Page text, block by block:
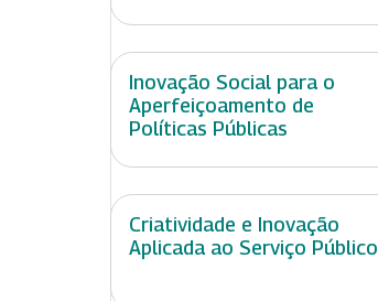
Inovação Social para o
Aperfeiçoamento de
Políticas Públicas
Criatividade e Inovação
Aplicada ao Serviço Público